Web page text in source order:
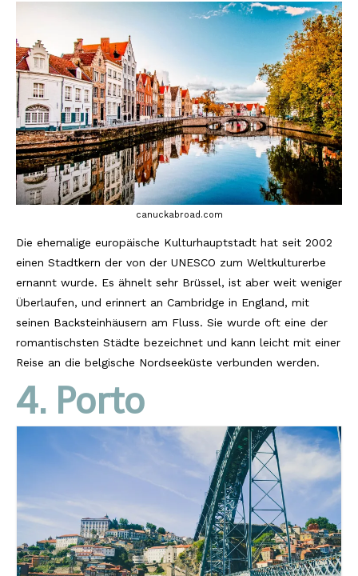
canuckabroad.com
Die ehemalige europäische Kulturhauptstadt hat seit 2002
einen Stadtkern der von der UNESCO zum Weltkulturerbe
ernannt wurde. Es ähnelt sehr Brüssel, ist aber weit weniger
Überlaufen, und erinnert an Cambridge in England, mit
seinen Backsteinhäusern am Fluss. Sie wurde oft eine der
romantischsten Städte bezeichnet und kann leicht mit einer
Reise an die belgische Nordseeküste verbunden werden.
4. Porto